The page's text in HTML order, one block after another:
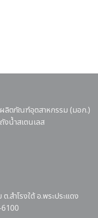
ผลิตภัณฑ์อุตสาหกรรม (มอก.)
งน้ำสเตนเลส
.สำโรงใต้ อ.พระประแดง